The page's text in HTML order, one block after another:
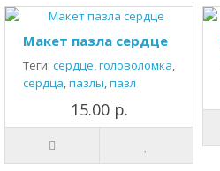
Макет пазла сердце
Теги: сердце,головоломка,
сердца,пазлы,пазл
15.00 р.